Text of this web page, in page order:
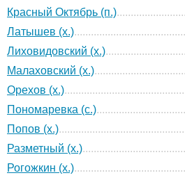
Красный Октябрь (п.)
Латышев (х.)
Лиховидовский (х.)
Малаховский (х.)
Орехов (х.)
Пономаревка (с.)
Попов (х.)
Разметный (х.)
Рогожкин (х.)